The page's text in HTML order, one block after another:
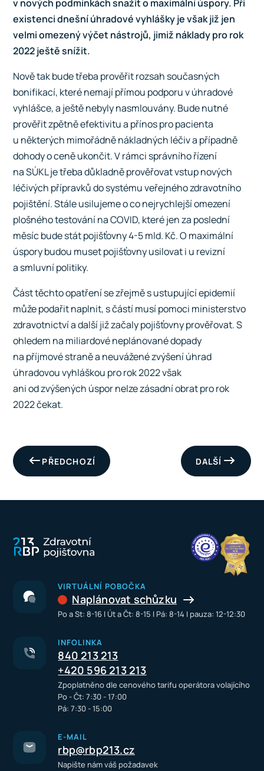
v nových podmínkách snažit o maximální úspory. Při
existenci dnešní úhradové vyhlášky je však již jen
velmi omezený výčet nástrojů, jimiž náklady pro rok
2022 ještě snížit.
Nově tak bude třeba prověřit rozsah současných
bonifikací, které nemají přímou podporu v úhradové
vyhlášce, a ještě nebyly nasmlouvány. Bude nutné
prověřit zpětně efektivitu a přínos pro pacienta
u některých mimořádně nákladných léčiv a případně
dohody o ceně ukončit. V rámci správního řízení
na SÚKL je třeba důkladně prověřovat vstup nových
léčivých přípravků do systému veřejného zdravotního
pojištění. Stále usilujeme o co nejrychlejší omezení
plošného testování na COVID, které jen za poslední
měsíc bude stát pojišťovny 4-5 mld. Kč. O maximální
úspory budou muset pojišťovny usilovat i u revizní
a smluvní politiky.
Část těchto opatření se zřejmě s ustupující epidemií
může podařit naplnit, s částí musí pomoci ministerstvo
zdravotnictví a další již začaly pojišťovny prověřovat. S
ohledem na miliardové neplánované dopady
na příjmové straně a neuvážené zvýšení úhrad
úhradovou vyhláškou pro rok 2022 však
ani od zvýšených úspor nelze zásadní obrat pro rok
2022 čekat.
DALŠÍ
PŘEDCHOZÍ
VIRTUÁLNÍ POBOČKA
Naplánovat schůzku
Po a St: 8-16 I Út a Čt: 8-15 I Pá: 8-14 I pauza: 12-12:30
INFOLINKA
840 213 213
+420 596 213 213
Zpoplatněno dle cenového tarifu operátora volajícího
Po - Čt: 7:30 - 17:00
Pá: 7:30 - 15:00
E-MAIL
rbp@rbp213.cz
Napište nám váš požadavek